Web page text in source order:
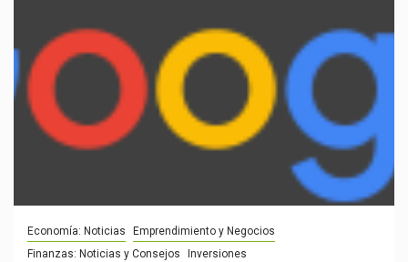
Economía: Noticias
Emprendimiento y Negocios
Finanzas: Noticias y Consejos
Inversiones